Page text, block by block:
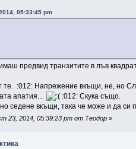
05:33:45 pm
предвид транзитите в лъв
те. :012: Напрежение вкъщи, не, но
апатия...
:012: Скука също.
седене вкъщи, така че може и да си
23, 2014, 05:39:23 pm от Теодор»